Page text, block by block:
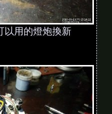
以用的燈炮換新